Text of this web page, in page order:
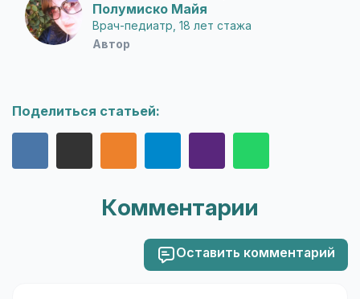
Полумиско Майя
Врач-педиатр, 18 лет стажа
Автор
Поделиться статьей:
Комментарии
Оставить комментарий